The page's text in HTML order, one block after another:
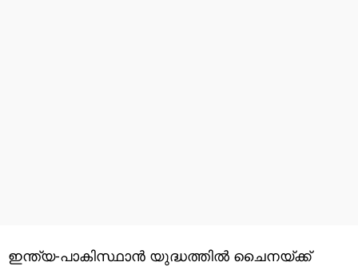
ഇന്ത്യ-പാകിസ്ഥാന്‍ യുദ്ധത്തില്‍ ചൈനയ്ക്ക്